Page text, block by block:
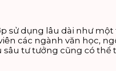
sử dụng lâu dài như
các ngành văn học,
sâu tư tưởng cũng có